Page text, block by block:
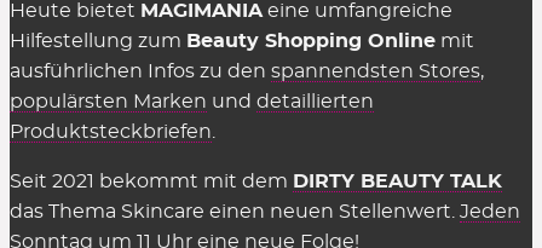
vermittelte Verkäufe eine Provision zahlen,
insofern einige Kriterien eingehalten werden.
Diese Kosten sind Teil des üblichen Marketing-
Budgets und werden nicht auf den Preis
aufgeschlagen (Stichwort: Affiliate-Marketing).
Gelten Rabattcodes für alles in den
Beauty Shops?
Heute bietet MAGIMANIA eine umfangreiche
Hilfestellung zum Beauty Shopping Online mit
ausführlichen Infos zu den spannendsten Stores,
populärsten Marken und detaillierten
Produktsteckbriefen
Seit 2021 bekommt mit dem DIRTY BEAUTY TALK
das Thema Skincare einen neuen Stellenwert. Jeden
Sonntag um 11 Uhr eine neue Folge!